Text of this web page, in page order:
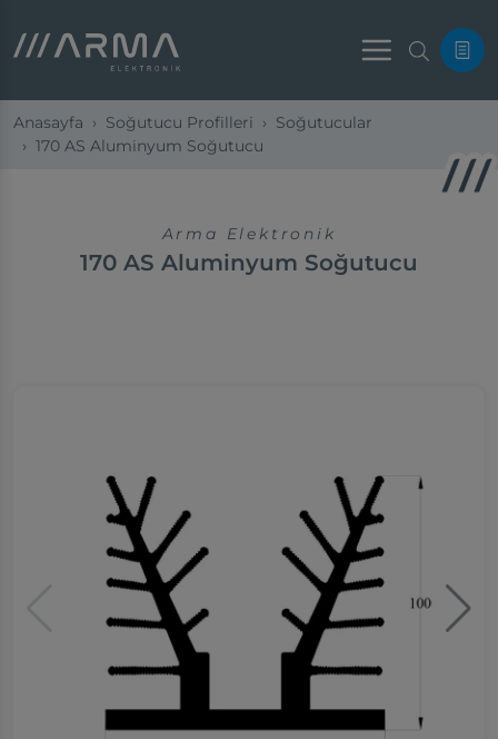
Menu
Anasayfa Soğutucu Profilleri
Soğutucular
170 AS Aluminyum Soğutucu
Arma Elektronik
170 AS Aluminyum Soğutucu